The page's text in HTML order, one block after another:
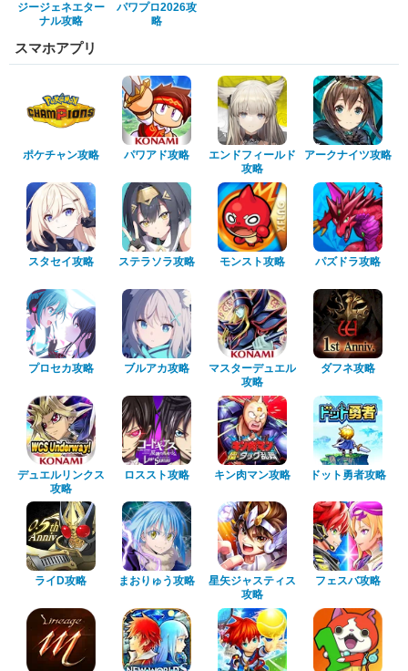
ジージェネエター
ナル攻略
パワプロ2026攻
略
スマホアプリ
ポケチャン攻略 パワアド攻略
エンドフィールド
攻略
アークナイツ攻略
スタセイ攻略 ステラソラ攻略 モンスト攻略 パズドラ攻略
プロセカ攻略 ブルアカ攻略
マスターデュエル
攻略
ダフネ攻略
デュエルリンクス
攻略
ロススト攻略 キン肉マン攻略 ドット勇者攻略
ライD攻略 まおりゅう攻略
星矢ジャスティス
攻略
フェスバ攻略